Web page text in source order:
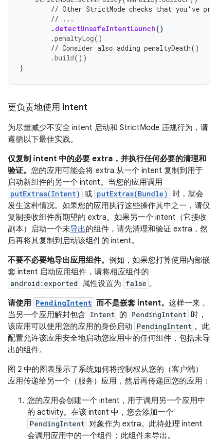
// Other StrictMode checks that you've
// ...
. detectUnsafeIntentLaunch()
.penaltyLog()
// Consider also adding penaltyDeath()
.build())
}
更负责地使用 intent
为尽量减少不安全 intent 启动和 StrictMode 违规行为，请
遵循以下最佳实践。
仅复制 intent 中的必要 extra，并执行任何必要的清理和
验证。 您的应用可能会将 extra 从一个 intent 复制到用于
启动新组件的另一个 intent。当您的应用调用
putExtras(Intent) 或 putExtras(Bundle)
时，就会
发生这种情况。如果您的应用执行这些操作其中之一，请仅
复制接收组件所期望的 extra。如果另一个 intent（它接收
副本）启动一个未导出的组件，请先清理和验证 extra，然
后再将其复制到启动该组件的 intent。
不要不必要地导出应用组件。 例如，如果您打算使用内部嵌
套 intent 启动应用组件，请将相应组件的
android:exported 属性设置为 false 。
请使用 PendingIntent 而不是嵌套 intent。 这样一来，
当另一个应用解封包含 Intent 的 PendingIntent 时，
该应用可以使用您的应用的身份启动 PendingIntent 。此
配置允许该应用安全地启动您应用中的任何组件，包括未导
出的组件。
图 2 中的图表显示了系统如何将控制权从您的（客户端）
应用传递给另一个（服务）应用，然后再传递回您的应用：
您的应用会创建一个 intent，用于调用另一个应用中
的 activity。在该 intent 中，您会添加一个
PendingIntent 对象作为 extra。此待处理 intent
会调用应用中的一个组件；此组件未导出。